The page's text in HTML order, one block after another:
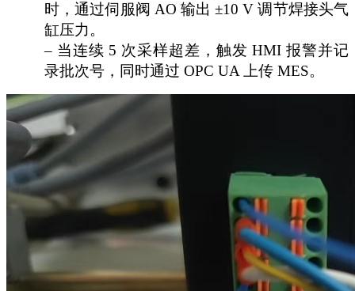
时，通过伺服阀 AO 输出 ±10 V 调节焊接头气
缸压力。
– 当连续 5 次采样超差，触发 HMI 报警并记
录批次号，同时通过 OPC UA 上传 MES。